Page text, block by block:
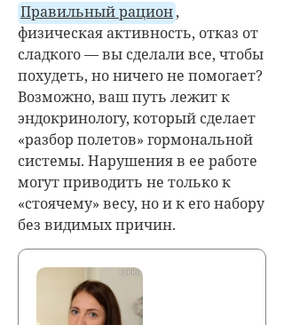
Правильный рацион,
физическая активность, отказ от
сладкого — вы сделали все, чтобы
похудеть, но ничего не помогает?
Возможно, ваш путь лежит к
эндокринологу, который сделает
«разбор полетов» гормональной
системы. Нарушения в ее работе
могут приводить не только к
«стоячему» весу, но и к его набору
без видимых причин.